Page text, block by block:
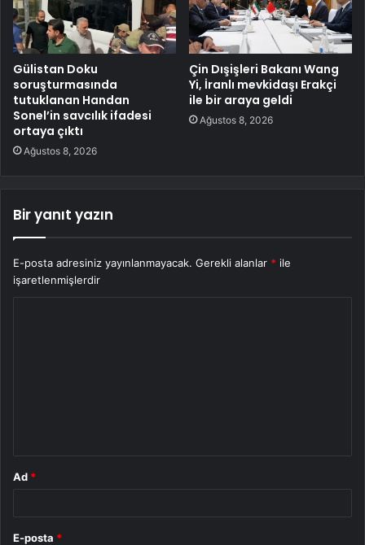
Gülistan Doku
soruşturmasında
tutuklanan Handan
Sonel’in savcılık ifadesi
ortaya çıktı
Ağustos 8, 2026
Çin Dışişleri Bakanı Wang
Yi, İranlı mevkidaşı Erakçi
ile bir araya geldi
Ağustos 8, 2026
Bir yanıt yazın
E-posta adresiniz yayınlanmayacak. Gerekli alanlar * ile
işaretlenmişlerdir
Ad *
E-posta *